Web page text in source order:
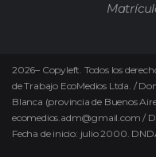
2026– Copyleft. Todos los
de Trabajo EcoMedios Ltda. /
Blanca (provincia de Buenos
ecomedios.adm@gmail.com /
Fecha de inicio: julio 2000.